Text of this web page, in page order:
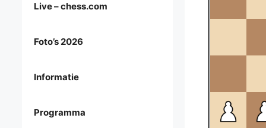
Live – chess.com
Foto’s 2026
Informatie
Programma